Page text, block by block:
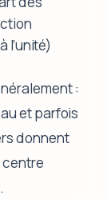
l’unité)
:
et parfois
donnent
centre